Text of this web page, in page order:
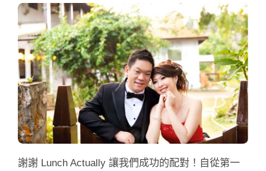
謝謝 Lunch Actually 讓我們成功的配對！自從第一